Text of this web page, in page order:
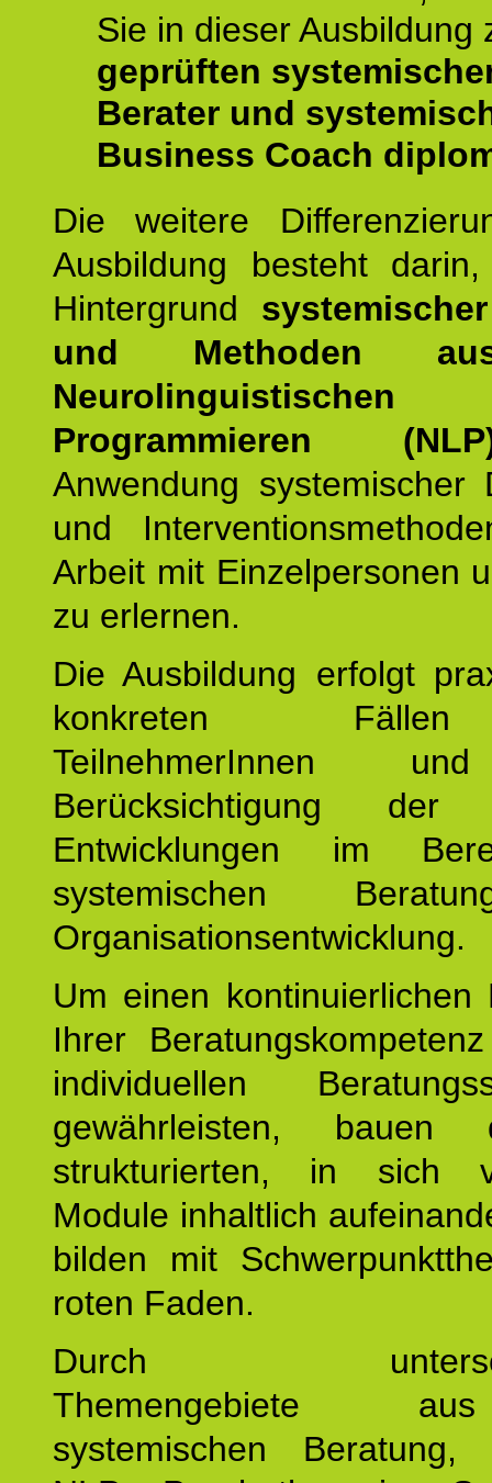
Sie in dieser Ausbildung
geprüften
Berater und
Business Coach
Die weitere
Ausbildung besteht
Hintergrund
und Methoden
Neurolinguistischen
Programmieren
Anwendung systemischer
und
Arbeit mit Einzelpersonen
zu erlernen.
Die Ausbildung erfolgt
konkreten
TeilnehmerInnen
Berücksichtigung der
Entwicklungen im
systemischen
Organisationsentwicklung.
Um einen kontinuierlichen
Ihrer
individuellen
gewährleisten,
strukturierten, in sich
Module inhaltlich
bilden mit
roten Faden.
Durch
Themengebiete
systemischen Beratung,